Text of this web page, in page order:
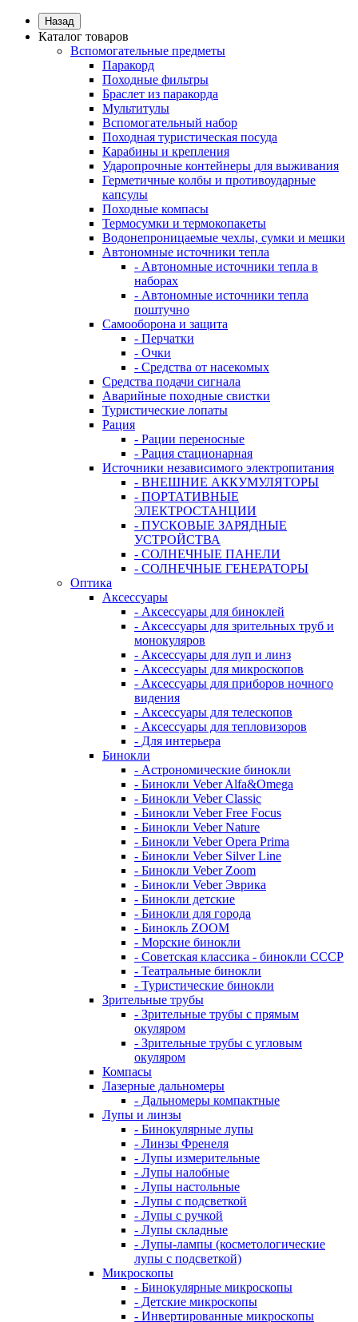
Назад
Каталог товаров
Вспомогательные предметы
Паракорд
Походные фильтры
Браслет из паракорда
Мультитулы
Вспомогательный набор
Походная туристическая посуда
Карабины и крепления
Ударопрочные контейнеры для выживания
Герметичные колбы и противоударные
капсулы
Походные компасы
Термосумки и термокопакеты
Водонепроницаемые чехлы, сумки и мешки
Автономные источники тепла
- Автономные источники тепла в
наборах
- Автономные источники тепла
поштучно
Самооборона и защита
- Перчатки
- Очки
- Средства от насекомых
Средства подачи сигнала
Аварийные походные свистки
Туристические лопаты
Рация
- Рации переносные
- Рация стационарная
Источники независимого электропитания
- ВНЕШНИЕ АККУМУЛЯТОРЫ
- ПОРТАТИВНЫЕ
ЭЛЕКТРОСТАНЦИИ
- ПУСКОВЫЕ ЗАРЯДНЫЕ
УСТРОЙСТВА
- СОЛНЕЧНЫЕ ПАНЕЛИ
- СОЛНЕЧНЫЕ ГЕНЕРАТОРЫ
Оптика
Аксессуары
- Аксессуары для биноклей
- Аксессуары для зрительных труб и
монокуляров
- Аксессуары для луп и линз
- Аксессуары для микроскопов
- Аксессуары для приборов ночного
видения
- Аксессуары для телескопов
- Аксессуары для тепловизоров
- Для интерьера
Бинокли
- Астрономические бинокли
- Бинокли Veber Alfa&Omega
- Бинокли Veber Classic
- Бинокли Veber Free Focus
- Бинокли Veber Nature
- Бинокли Veber Opera Prima
- Бинокли Veber Silver Line
- Бинокли Veber Zoom
- Бинокли Veber Эврика
- Бинокли детские
- Бинокли для города
- Бинокль ZOOM
- Морские бинокли
- Советская классика - бинокли СССР
- Театральные бинокли
- Туристические бинокли
Зрительные трубы
- Зрительные трубы с прямым
окуляром
- Зрительные трубы с угловым
окуляром
Компасы
Лазерные дальномеры
- Дальномеры компактные
Лупы и линзы
- Бинокулярные лупы
- Линзы Френеля
- Лупы измерительные
- Лупы налобные
- Лупы настольные
- Лупы с подсветкой
- Лупы с ручкой
- Лупы складные
- Лупы-лампы (косметологические
лупы с подсветкой)
Микроскопы
- Бинокулярные микроскопы
- Детские микроскопы
- Инвертированные микроскопы